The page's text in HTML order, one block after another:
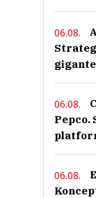
06.08.
06.08.
Pepco.
06.08.